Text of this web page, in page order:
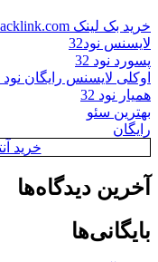
خرید بک لینک behtarinbacklink.com
لایسنس نود32
پسورد نود 32
اوکلی لایسنس رایگان نود 32
همیار نود 32
بهترین سئو
رایگان
خرید
آخرین دیدگاه‌ها
بایگانی‌ها